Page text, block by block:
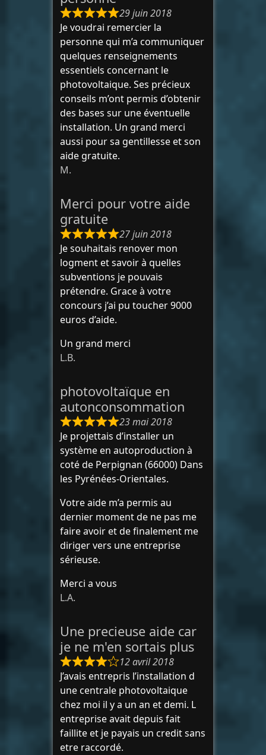
29 juin 2018
Je voudrai remercier la
personne qui m’a communiquer
quelques renseignements
essentiels concernant le
photovoltaique. Ses précieux
conseils m’ont permis d’obtenir
des bases sur une éventuelle
installation. Un grand merci
aussi pour sa gentillesse et son
aide gratuite.
M.
Merci pour votre aide
gratuite
27 juin 2018
Je souhaitais renover mon
logment et savoir à quelles
subventions je pouvais
prétendre. Grace à votre
concours j’ai pu toucher 9000
euros d’aide.
Un grand merci
L.B.
photovoltaïque en
autonconsommation
23 mai 2018
Je projettais d’installer un
système en autoproduction à
coté de Perpignan (66000) Dans
les Pyrénées-Orientales.
Votre aide m’a permis au
dernier moment de ne pas me
faire avoir et de finalement me
diriger vers une entreprise
sérieuse.
Merci a vous
L.A.
Une precieuse aide car
je ne m'en sortais plus
12 avril 2018
J’avais entrepris l’installation d
une centrale photovoltaique
chez moi il y a un an et demi. L
entreprise avait depuis fait
faillite et je payais un credit sans
etre raccordé.